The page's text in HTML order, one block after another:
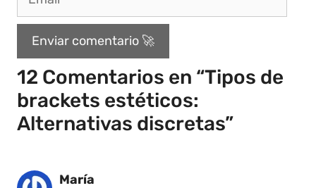
12 Comentarios en “Tipos de
brackets estéticos:
Alternativas discretas”
María